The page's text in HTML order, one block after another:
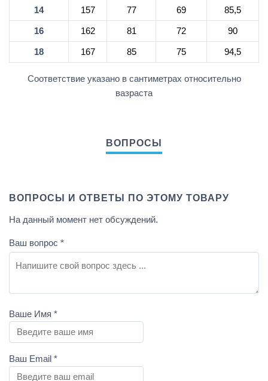
14 157 77 69 85,5
16 162 81 72 90
18 167 85 75 94,5
Соответствие указано в сантиметрах относительно
вазраста
ВОПРОСЫ И ОТВЕТЫ ПО ЭТОМУ ТОВАРУ
На данный момент нет обсуждений.
Ваш вопрос *
Ваше Имя *
Ваш Email *